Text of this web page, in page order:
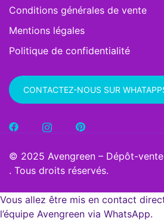
Conditions générales de vente
Mentions légales
Politique de confidentialité
CONTACTEZ-NOUS SUR
© 2025 Avengreen – Dépôt-
. Tous droits réservés.
Vous allez être mis en contact
l’équipe Avengreen via WhatsApp.